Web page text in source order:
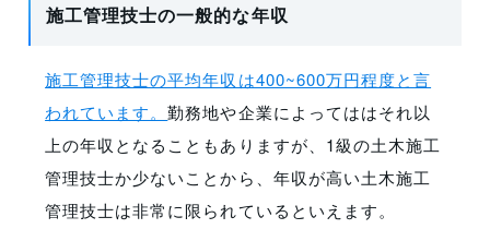
施工管理技士の一般的な年収
施工管理技士の平均年収は400~600万円程度と言
われています。勤務地や企業によってははそれ以
上の年収となることもありますが、1級の土木施工
管理技士か少ないことから、年収が高い土木施工
管理技士は非常に限られているといえます。